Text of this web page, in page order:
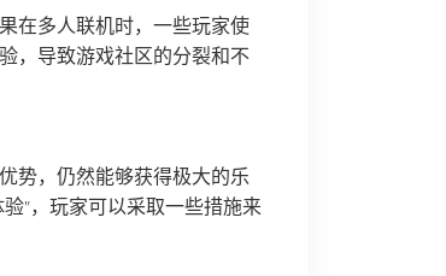
在多人联机时，一些玩家使
，导致游戏社区的分裂和不
势，仍然能够获得极大的乐
”，玩家可以采取一些措施来